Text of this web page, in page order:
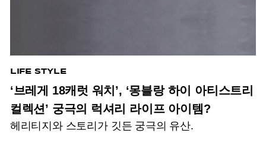
LIFE STYLE
‘브레게 18캐럿 워치’, ‘몽블랑 하이 아티스트리
컬렉션’ 궁극의 럭셔리 라이프 아이템?
헤리티지와 스토리가 깃든 궁극의 유산.